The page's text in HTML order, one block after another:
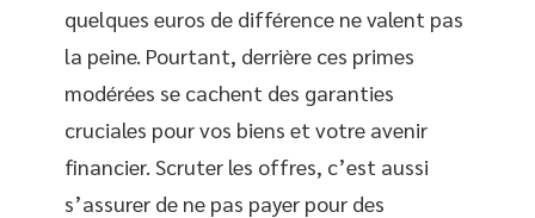
quelques euros de différence ne valent pas
la peine. Pourtant, derrière ces primes
modérées se cachent des garanties
cruciales pour vos biens et votre avenir
financier. Scruter les offres, c’est aussi
s’assurer de ne pas payer pour des